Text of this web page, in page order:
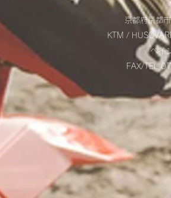
京都府京都
KTM /
ベイ
FAX/TEL